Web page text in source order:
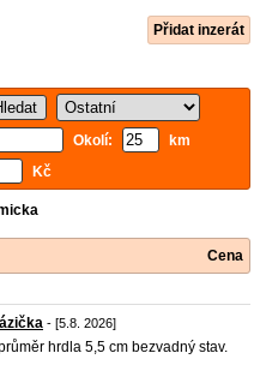
Přidat inzerát
Okolí:
km
Kč
Cena
- [5.8. 2026]
hrdla 5,5 cm bezvadný stav.